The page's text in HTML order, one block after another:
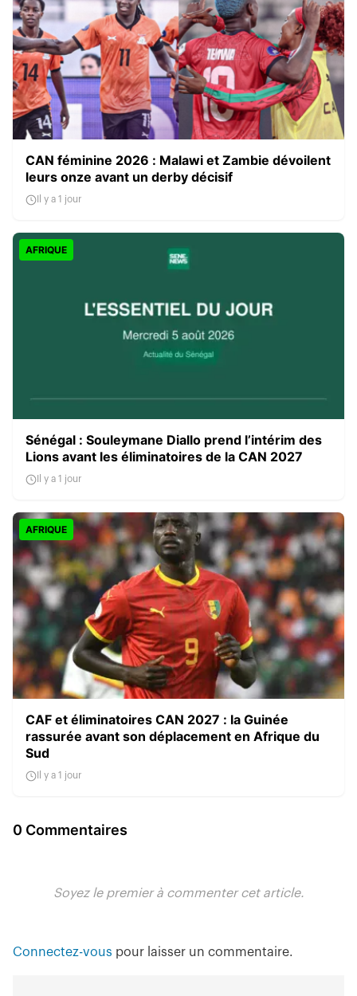
CAN féminine 2026 : Malawi et Zambie dévoilent
leurs onze avant un derby décisif
Il y a 1 jour
AFRIQUE
Sénégal : Souleymane Diallo prend l’intérim des
Lions avant les éliminatoires de la CAN 2027
Il y a 1 jour
AFRIQUE
CAF et éliminatoires CAN 2027 : la Guinée
rassurée avant son déplacement en Afrique du
Sud
Il y a 1 jour
0 Commentaires
Soyez le premier à commenter cet article.
Connectez-vous pour laisser un commentaire.